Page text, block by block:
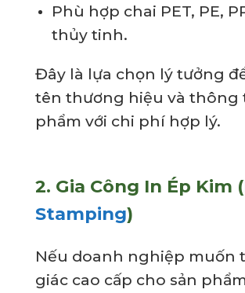
Phù hợp chai PET, PE,
thủy tinh.
Đây là lựa chọn lý tưởng
tên thương hiệu và thông
phẩm với chi phí hợp lý.
2. Gia Công In Ép Kim (
Stamping)
Nếu doanh nghiệp muốn
giác cao cấp cho sản